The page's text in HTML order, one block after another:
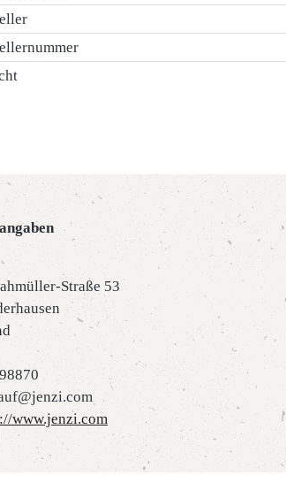
Straße 53
www.jenzi.com